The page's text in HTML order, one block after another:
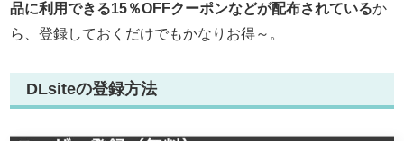
品に利用できる15％OFFクーポンなどが配布されているか
ら、登録しておくだけでもかなりお得～。
DLsiteの登録方法